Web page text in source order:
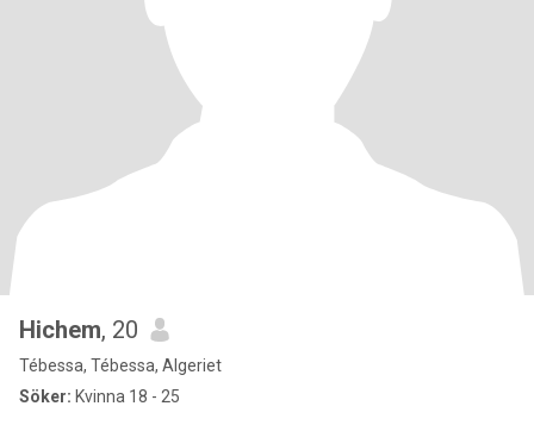
Hichem, 20
Tébessa, Tébessa, Algeriet
Söker: Kvinna 18 - 25